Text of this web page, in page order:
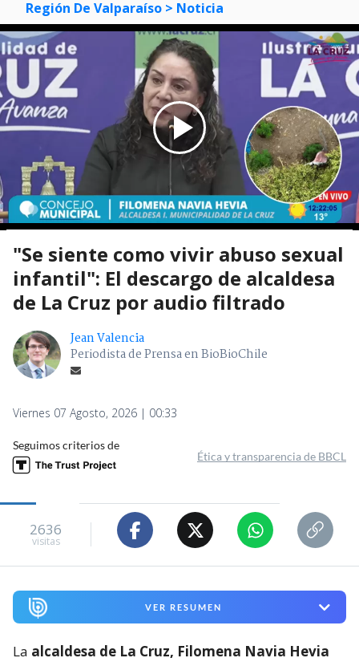
Región De Valparaíso > Noticia
"Se siente como vivir abuso sexual
infantil": El descargo de alcaldesa
de La Cruz por audio filtrado
Jean Valencia
Periodista de Prensa en BioBioChile
Viernes 07 Agosto, 2026 | 00:33
Seguimos criterios de
Ética y transparencia de BBCL
2636
visitas
VER RESUMEN
La alcaldesa de La Cruz, Filomena Navia Hevia